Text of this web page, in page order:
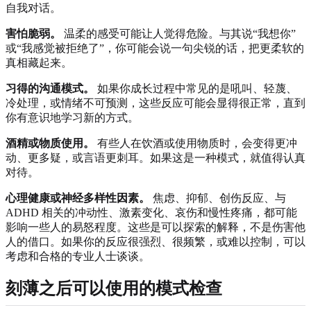
自我对话。
害怕脆弱。
温柔的感受可能让人觉得危险。与其说“我想你”
或“我感觉被拒绝了”，你可能会说一句尖锐的话，把更柔软的
真相藏起来。
习得的沟通模式。
如果你成长过程中常见的是吼叫、轻蔑、
冷处理，或情绪不可预测，这些反应可能会显得很正常，直到
你有意识地学习新的方式。
酒精或物质使用。
有些人在饮酒或使用物质时，会变得更冲
动、更多疑，或言语更刺耳。如果这是一种模式，就值得认真
对待。
心理健康或神经多样性因素。
焦虑、抑郁、创伤反应、与
ADHD 相关的冲动性、激素变化、哀伤和慢性疼痛，都可能
影响一些人的易怒程度。这些是可以探索的解释，不是伤害他
人的借口。如果你的反应很强烈、很频繁，或难以控制，可以
考虑和合格的专业人士谈谈。
刻薄之后可以使用的模式检查